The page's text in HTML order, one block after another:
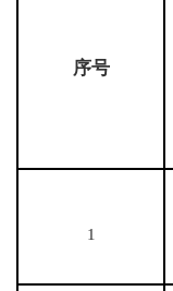
序号
1